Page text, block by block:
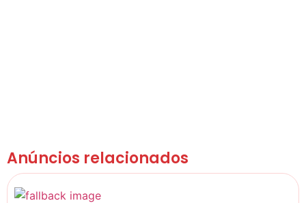
Anúncios relacionados